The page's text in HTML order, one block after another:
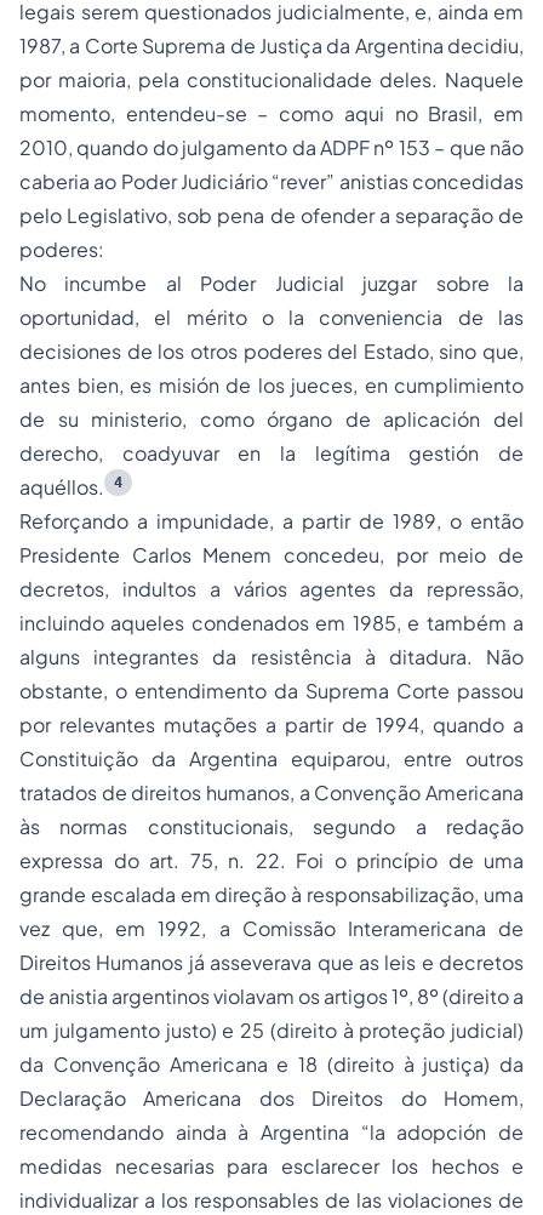
legais serem questionados judicialmente, e, ainda em
1987, a Corte Suprema de Justiça da Argentina decidiu,
por maioria, pela constitucionalidade deles. Naquele
momento, entendeu-se – como aqui no Brasil, em
2010, quando do julgamento da ADPF nº 153 – que não
caberia ao Poder Judiciário “rever” anistias concedidas
pelo Legislativo, sob pena de ofender a separação de
poderes:
No incumbe al Poder Judicial juzgar sobre la
oportunidad, el mérito o la conveniencia de las
decisiones de los otros poderes del Estado, sino que,
antes bien, es misión de los jueces, en cumplimiento
de su ministerio, como órgano de aplicación del
derecho, coadyuvar en la legítima gestión de
aquéllos.
4
Reforçando a impunidade, a partir de 1989, o então
Presidente Carlos Menem concedeu, por meio de
decretos, indultos a vários agentes da repressão,
incluindo aqueles condenados em 1985, e também a
alguns integrantes da resistência à ditadura. Não
obstante, o entendimento da Suprema Corte passou
por relevantes mutações a partir de 1994, quando a
Constituição da Argentina equiparou, entre outros
tratados de direitos humanos, a Convenção Americana
às normas constitucionais, segundo a redação
expressa do art. 75, n. 22. Foi o princípio de uma
grande escalada em direção à responsabilização, uma
vez que, em 1992, a Comissão Interamericana de
Direitos Humanos já asseverava que as leis e decretos
de anistia argentinos violavam os artigos 1º, 8º (direito a
um julgamento justo) e 25 (direito à proteção judicial)
da Convenção Americana e 18 (direito à justiça) da
Declaração Americana dos Direitos do Homem,
recomendando ainda à Argentina “la adopción de
medidas necesarias para esclarecer los hechos e
individualizar a los responsables de las violaciones de